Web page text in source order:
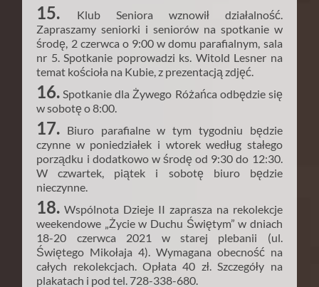
15.
Klub Seniora wznowił działalność.
Zapraszamy seniorki i seniorów na spotkanie w
środę, 2 czerwca o 9:00 w domu parafialnym, sala
nr 5. Spotkanie poprowadzi ks. Witold Lesner na
temat kościoła na Kubie, z prezentacją zdjęć.
16. Spotkanie dla Żywego Różańca odbędzie się
w sobotę o 8:00.
17. Biuro parafialne w tym tygodniu będzie
czynne w poniedziałek i wtorek według stałego
porządku i dodatkowo w środę od 9:30 do 12:30.
W czwartek, piątek i sobotę biuro będzie
nieczynne.
18. Wspólnota Dzieje II zaprasza na rekolekcje
weekendowe „Życie w Duchu Świętym” w dniach
18-20 czerwca 2021 w starej plebanii (ul.
Świętego Mikołaja 4). Wymagana obecność na
całych rekolekcjach. Opłata 40 zł. Szczegóły na
plakatach i pod tel. 728-338-680.